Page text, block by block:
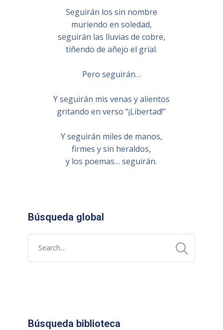
Seguirán los sin nombre
muriendo en soledad,
seguirán las lluvias de cobre,
tiñendo de añejo el grial.
Pero seguirán…
Y seguirán mis venas y alientos
gritando en verso “¡Libertad!”
Y seguirán miles de manos,
firmes y sin heraldos,
y los poemas… seguirán.
Búsqueda global
Búsqueda biblioteca